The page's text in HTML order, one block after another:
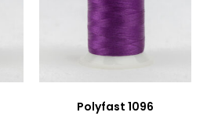
Polyfast 1096